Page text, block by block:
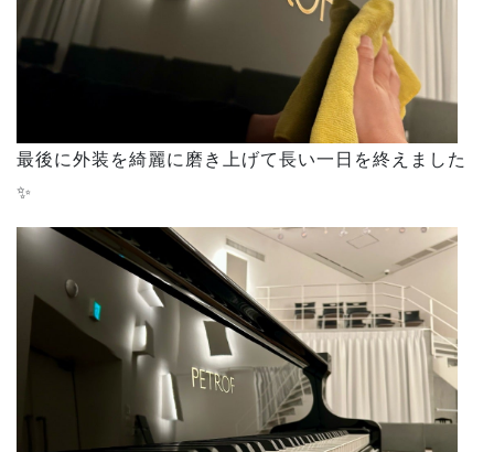
最後に外装を綺麗に磨き上げて長い一日を終えました
✨